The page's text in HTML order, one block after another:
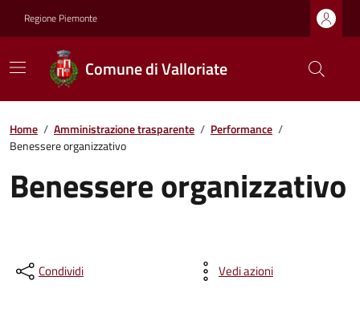
Regione Piemonte
Comune di Valloriate
Home / Amministrazione trasparente / Performance /
Benessere organizzativo
Benessere organizzativo
Condividi Vedi azioni